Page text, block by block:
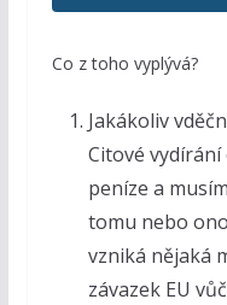
Co z toho vyplývá?
Jakákoliv
Citové vydírání
peníze a
tomu nebo
vzniká nějaká
závazek EU